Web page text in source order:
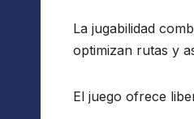
La jugabilidad
optimizan rutas y
El juego ofrece